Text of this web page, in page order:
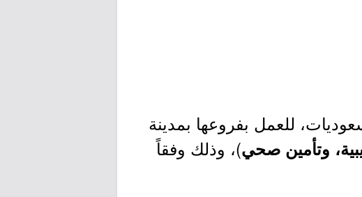
للعمل بفروعها بمدينة
وتأمين صحي)، وذلك وفقاً